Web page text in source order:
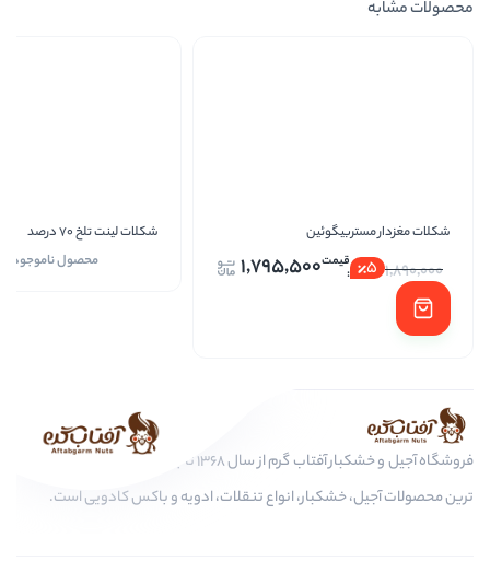
1,795,500
شکلات لینت تلخ 70 درصد
محصول ناموجود است
فروشگاه آجیل و خشکبار آفتاب گرم از سال 1368 تا به امروز، عرضه کننده مرغوب
انواع تنقلات، ادویه و باکس کادویی است.